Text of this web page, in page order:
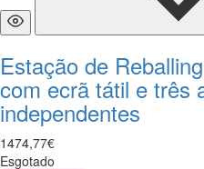
Estação de
com ecrã tátil e três
independentes
1474,77€
Esgotado